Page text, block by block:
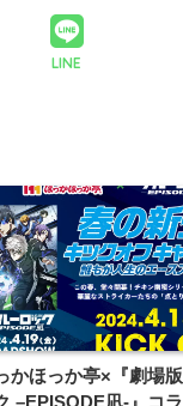
LINE
かほっか亭×『劇場